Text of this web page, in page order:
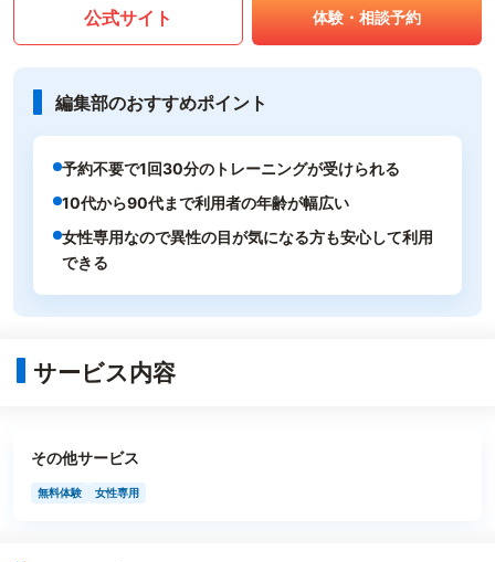
公式サイト 体験・相談予約
編集部のおすすめポイント
予約不要で1回30分のトレーニングが受けられる
10代から90代まで利用者の年齢が幅広い
女性専用なので異性の目が気になる方も安心して利用
できる
サービス内容
その他サービス
無料体験 女性専用